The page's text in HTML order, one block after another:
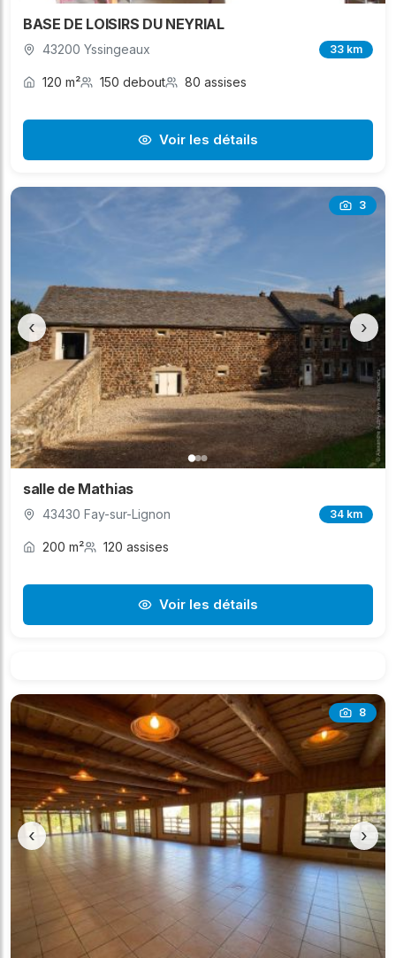
BASE DE LOISIRS DU NEYRIAL
43200 Yssingeaux 33 km
120 m² 150 debout 80 assises
Voir les détails
3
‹ ›
salle de Mathias
43430 Fay-sur-Lignon 34 km
200 m² 120 assises
Voir les détails
8
‹ ›